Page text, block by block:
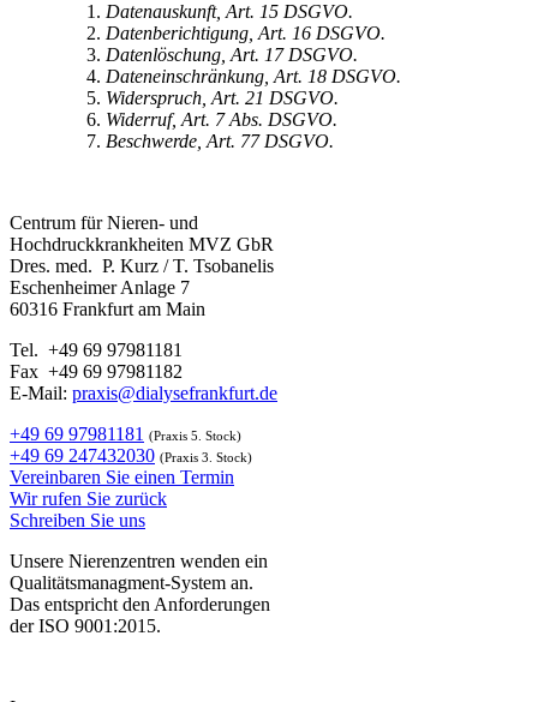
Datenauskunft, Art. 15 DSGVO.
Datenberichtigung, Art. 16 DSGVO.
Datenlöschung, Art. 17 DSGVO.
Dateneinschränkung, Art. 18 DSGVO.
Widerspruch, Art. 21 DSGVO.
Widerruf, Art. 7 Abs. DSGVO.
Beschwerde, Art. 77 DSGVO.
Centrum für Nieren- und
Hochdruckkrankheiten MVZ GbR
Dres. med. P. Kurz / T. Tsobanelis
Eschenheimer Anlage 7
60316 Frankfurt am Main
Tel. +49 69 97981181
Fax +49 69 97981182
E-Mail: praxis@dialysefrankfurt.de
+49 69 97981181 (Praxis 5. Stock)
+49 69 247432030 (Praxis 3. Stock)
Vereinbaren Sie einen Termin
Wir rufen Sie zurück
Schreiben Sie uns
Unsere Nierenzentren wenden ein
Qualitätsmanagment-System an.
Das entspricht den Anforderungen
der ISO 9001:2015.